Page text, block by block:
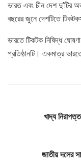
ভারত এবং চীন দেশ দু’টির
বছরের জুনে দেশটিতে
ভারতে টিকটক নিষিদ্ধ
প্রতিষ্ঠানটি। একমাত্র
খাদ্য
জাতীয় দলের